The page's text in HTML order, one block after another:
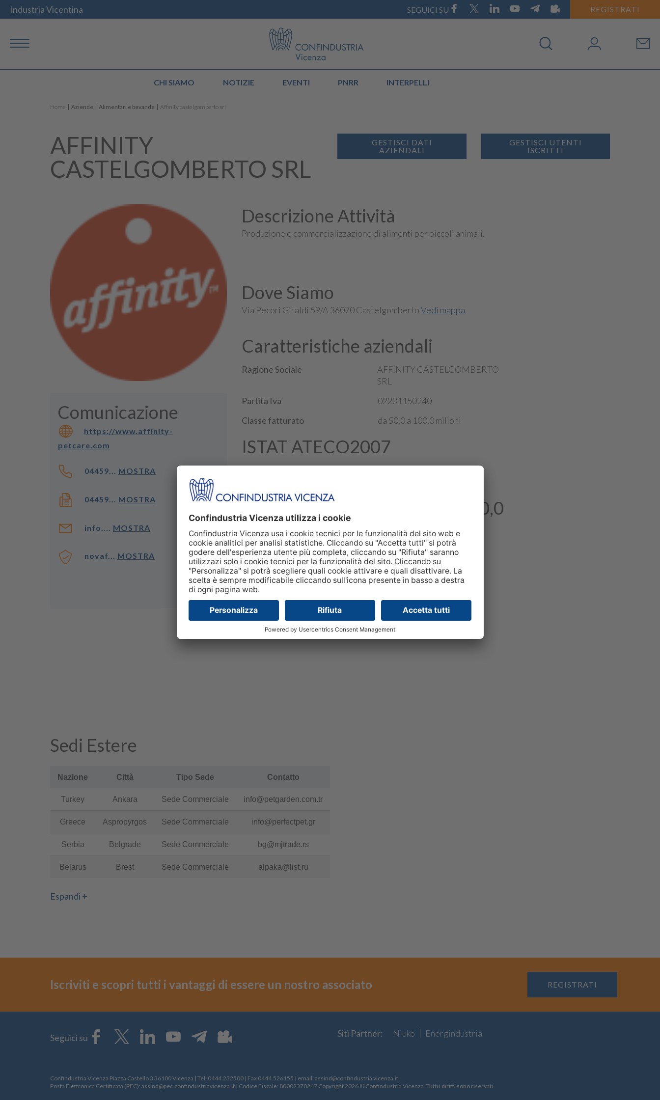
Industria Vicentina SEGUICI SU REGISTRATI
CHI SIAMO NOTIZIE EVENTI PNRR INTERPELLI
Home Aziende Alimentari e bevande Affinity castelgomberto srl
AFFINITY
CASTELGOMBERTO SRL
GESTISCI DATI
AZIENDALI
GESTISCI UTENTI
ISCRITTI
Comunicazione
https://www.affinity-
petcare.com
04459... MOSTRA
04459... MOSTRA
info.... MOSTRA
novaf... MOSTRA
Descrizione Attività
Produzione e commercializzazione di alimenti per piccoli animali.
Dove Siamo
Via Pecori Giraldi 59/A 36070 CastelgombertoVedi mappa
Caratteristiche aziendali
Ragione Sociale
AFFINITY CASTELGOMBERTO
SRL
Partita Iva
02231150240
Classe fatturato
da 50,0 a 100,0 milioni
ISTAT ATECO2007
46.800
Capitale Sociale
da 50,0 a 100,0
milioni
Classe fatturato
da 101 a 250
dipendenti
Classe dimensionale
Sedi Estere
Nazione Città Tipo Sede Contatto
Turkey Ankara Sede Commerciale info@petgarden.com.tr
Greece Aspropyrgos Sede Commerciale info@perfectpet.gr
Serbia Belgrade Sede Commerciale bg@mjtrade.rs
Belarus Brest Sede Commerciale alpaka@list.ru
Espandi +
Iscriviti e scopri tutti i vantaggi di essere un nostro associato REGISTRATI
Seguici su Siti Partner: Niuko Energindustria
Confindustria Vicenza Piazza Castello 3 36100 Vicenza | Tel. 0444.232500 | Fax 0444.526155 | email: assind@confindustria.vicenza.it
Posta Elettronica Certificata (PEC): assind@pec.confindustriavicenza.it | Codice Fiscale: 80002370247 Copyright 2026 © Confindustria Vicenza. Tutti i diritti sono riservati.